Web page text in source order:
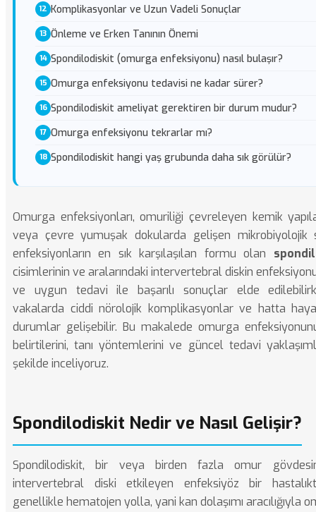
Komplikasyonlar ve Uzun Vadeli Sonuçlar
Önleme ve Erken Tanının Önemi
Spondilodiskit (omurga enfeksiyonu) nasıl bulaşır?
Omurga enfeksiyonu tedavisi ne kadar sürer?
Spondilodiskit ameliyat gerektiren bir durum mudur?
Omurga enfeksiyonu tekrarlar mı?
Spondilodiskit hangi yaş grubunda daha sık görülür?
Omurga enfeksiyonları, omuriliği çevreleyen kemik
veya çevre yumuşak dokularda gelişen mikrobiyolojik
enfeksiyonların en sık karşılaşılan formu olan
cisimlerinin ve aralarındaki intervertebral diskin
ve uygun tedavi ile başarılı sonuçlar elde
vakalarda ciddi nörolojik komplikasyonlar ve hatta
durumlar gelişebilir. Bu makalede omurga
belirtilerini, tanı yöntemlerini ve güncel tedavi
şekilde inceliyoruz.
Spondilodiskit Nedir ve Nasıl Gelişir?
Spondilodiskit, bir veya birden fazla omur
intervertebral diski etkileyen enfeksiyöz bir
genellikle hematojen yolla, yani kan dolaşımı aracılığıyla